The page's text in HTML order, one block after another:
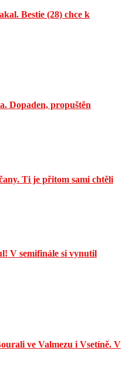
Bestie (28) chce k
Dopaden, propuštěn
Ti je přitom sami chtěli
V semifinále si vynutil
ve Valmezu i Vsetíně. V